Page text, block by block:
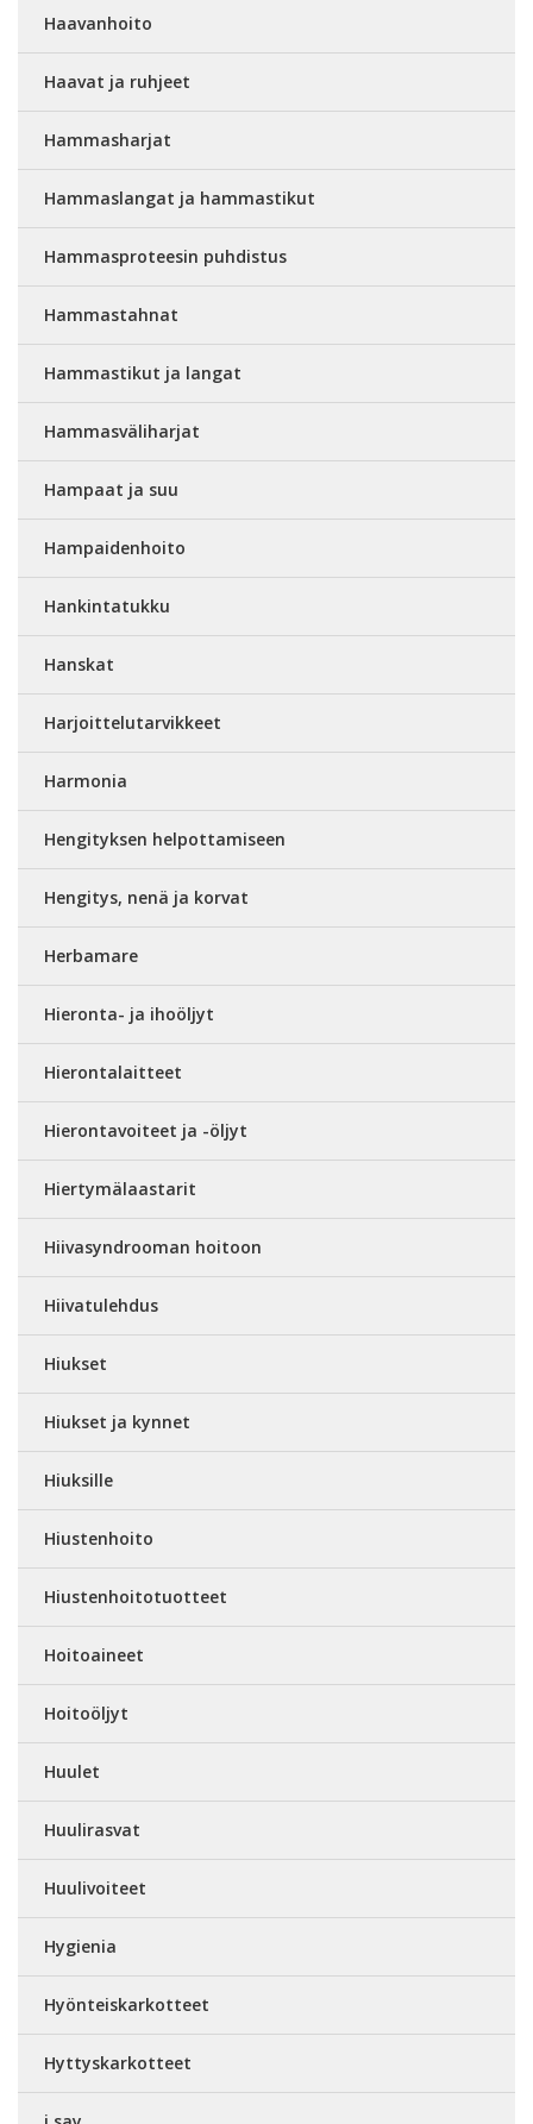
Haavanhoito
Haavat ja ruhjeet
Hammasharjat
Hammaslangat ja hammastikut
Hammasproteesin puhdistus
Hammastahnat
Hammastikut ja langat
Hammasväliharjat
Hampaat ja suu
Hampaidenhoito
Hankintatukku
Hanskat
Harjoittelutarvikkeet
Harmonia
Hengityksen helpottamiseen
Hengitys, nenä ja korvat
Herbamare
Hieronta- ja ihoöljyt
Hierontalaitteet
Hierontavoiteet ja -öljyt
Hiertymälaastarit
Hiivasyndrooman hoitoon
Hiivatulehdus
Hiukset
Hiukset ja kynnet
Hiuksille
Hiustenhoito
Hiustenhoitotuotteet
Hoitoaineet
Hoitoöljyt
Huulet
Huulirasvat
Huulivoiteet
Hygienia
Hyönteiskarkotteet
Hyttyskarkotteet